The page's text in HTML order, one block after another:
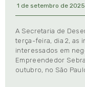
1 de setembro de 2025
A Secretaria de
terça-feira, dia 2, as
interessados em
Empreendedor
outubro, no São